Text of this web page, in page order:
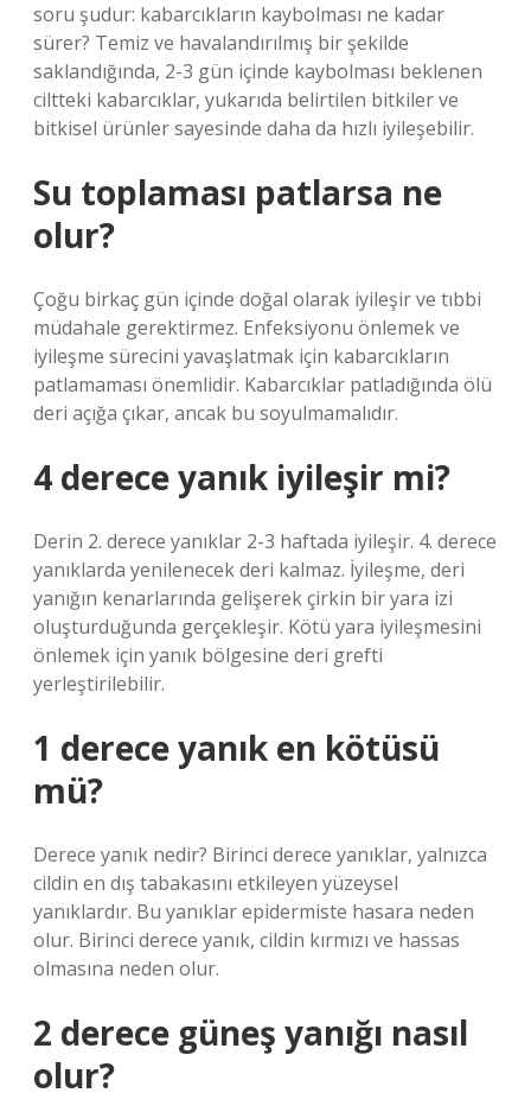
soru şudur: kabarcıkların kaybolması ne kadar
sürer? Temiz ve havalandırılmış bir şekilde
saklandığında, 2-3 gün içinde kaybolması beklenen
ciltteki kabarcıklar, yukarıda belirtilen bitkiler ve
bitkisel ürünler sayesinde daha da hızlı iyileşebilir.
Su toplaması patlarsa ne
olur?
Çoğu birkaç gün içinde doğal olarak iyileşir ve tıbbi
müdahale gerektirmez. Enfeksiyonu önlemek ve
iyileşme sürecini yavaşlatmak için kabarcıkların
patlamaması önemlidir. Kabarcıklar patladığında ölü
deri açığa çıkar, ancak bu soyulmamalıdır.
4 derece yanık iyileşir mi?
Derin 2. derece yanıklar 2-3 haftada iyileşir. 4. derece
yanıklarda yenilenecek deri kalmaz. İyileşme, deri
yanığın kenarlarında gelişerek çirkin bir yara izi
oluşturduğunda gerçekleşir. Kötü yara iyileşmesini
önlemek için yanık bölgesine deri grefti
yerleştirilebilir.
1 derece yanık en kötüsü
mü?
Derece yanık nedir? Birinci derece yanıklar, yalnızca
cildin en dış tabakasını etkileyen yüzeysel
yanıklardır. Bu yanıklar epidermiste hasara neden
olur. Birinci derece yanık, cildin kırmızı ve hassas
olmasına neden olur.
2 derece güneş yanığı nasıl
olur?